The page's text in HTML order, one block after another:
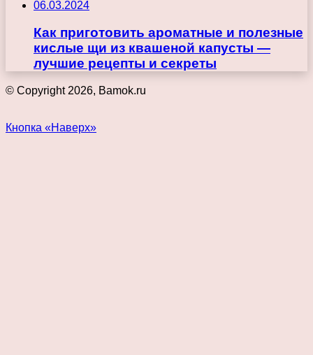
06.03.2024
Как приготовить ароматные и полезные
кислые щи из квашеной капусты —
лучшие рецепты и секреты
© Copyright 2026, Bamok.ru
Кнопка «Наверх»